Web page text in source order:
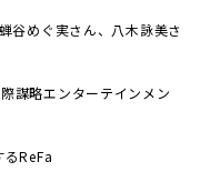
めぐ実さん、八木詠美さ
謀略エンターテインメン
ReFa